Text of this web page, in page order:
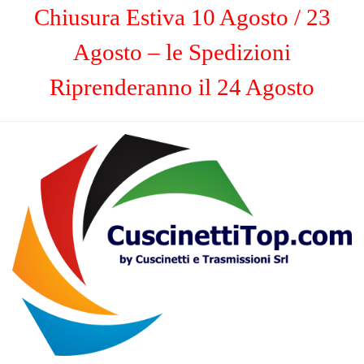
Chiusura Estiva 10 Agosto / 23
Agosto – le Spedizioni
Riprenderanno il 24 Agosto